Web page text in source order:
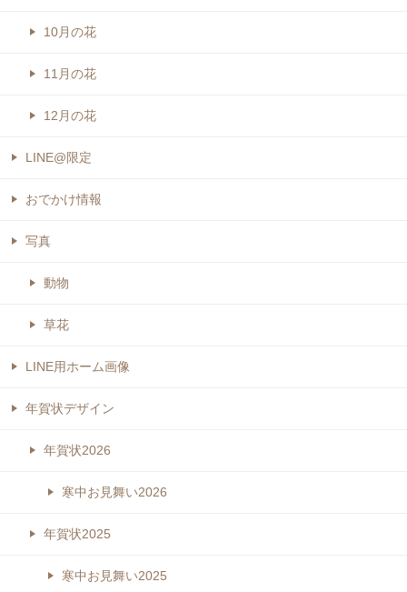
10月の花
11月の花
12月の花
LINE@限定
おでかけ情報
写真
動物
草花
LINE用ホーム画像
年賀状デザイン
年賀状2026
寒中お見舞い2026
年賀状2025
寒中お見舞い2025